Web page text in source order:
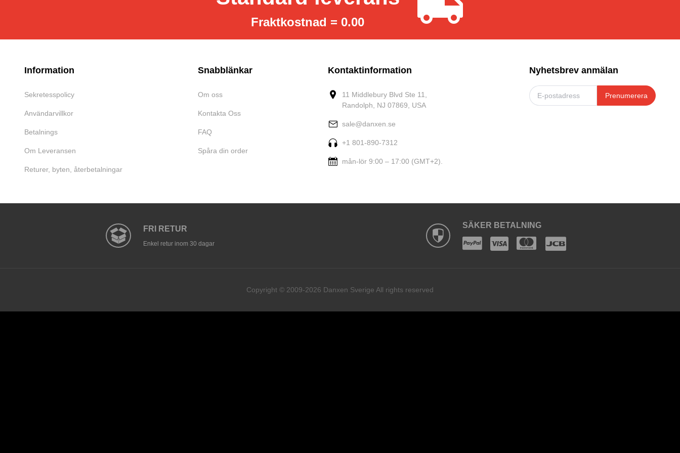
Fraktkostnad = 0.00
Information
Sekretesspolicy
Användarvillkor
Betalnings
Om Leveransen
Returer, byten, återbetalningar
Snabblänkar
Om oss
Kontakta Oss
FAQ
Spåra din order
Kontaktinformation
11 Middlebury Blvd Ste 11,
Randolph, NJ 07869, USA
sale@danxen.se
+1 801-890-7312
mån-lör 9:00 – 17:00 (GMT+2).
Nyhetsbrev anmälan
Prenumerera
FRI RETUR
Enkel retur inom 30 dagar
SÄKER BETALNING
Copyright © 2009-2026 Danxen Sverige All rights reserved